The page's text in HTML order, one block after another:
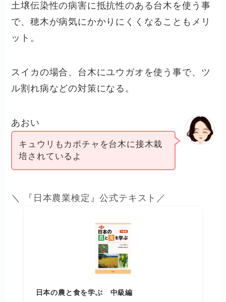
土壌伝染性の病害に抵抗性のある台木を使う事
で、穂木が病気にかかりにくくなることもメリ
ット。
スイカの場合、台木にユウガオを使う事で、ツ
ル割れ病などの対策になる。
あおい
キュウリもカボチャを台木に接木栽
培されているよ
＼ 『日本農業検定』公式テキスト／
日本の農と食を学ぶ 中級編